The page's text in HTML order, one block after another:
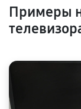
Примеры